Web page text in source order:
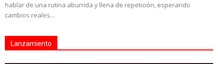
hablar de una rutina aburrida y llena de repetición, esperando
cambios reales...
Lanzamiento